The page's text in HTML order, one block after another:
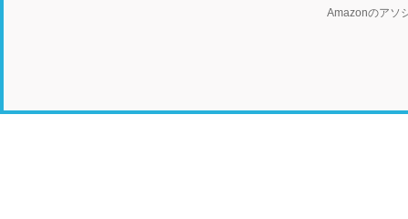
Amazonのアソ